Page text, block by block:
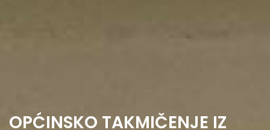
OPĆINSKO TAKMIČENJE IZ